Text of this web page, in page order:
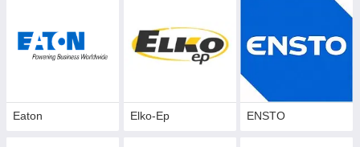
Eaton Elko-Ep ENSTO